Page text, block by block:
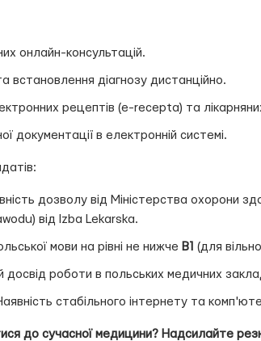
онлайн-консультацій.
встановлення діагнозу дистанційно.
рецептів (e-recepta) та
документації в електронній системі.
дозволу від Міністерства охорони
від Izba Lekarska.
мови на рівні не нижче B1 (для
досвід роботи в польських медичних
стабільного інтернету та
до сучасної медицини? Надсилайте